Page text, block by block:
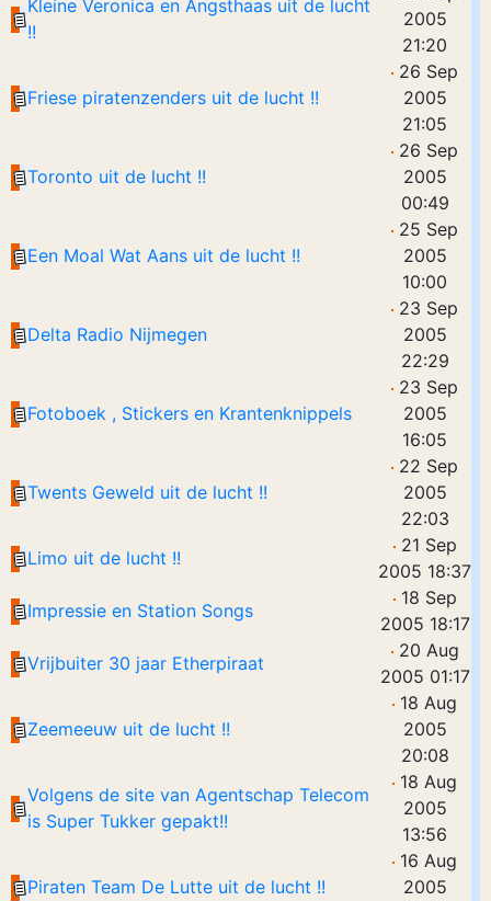
Kleine Veronica en Angsthaas uit de lucht
!!
2005
21:20
Friese piratenzenders uit de lucht !!
26 Sep
2005
21:05
Toronto uit de lucht !!
26 Sep
2005
00:49
Een Moal Wat Aans uit de lucht !!
25 Sep
2005
10:00
Delta Radio Nijmegen
23 Sep
2005
22:29
Fotoboek , Stickers en Krantenknippels
23 Sep
2005
16:05
Twents Geweld uit de lucht !!
22 Sep
2005
22:03
Limo uit de lucht !!
21 Sep
2005 18:37
Impressie en Station Songs
18 Sep
2005 18:17
Vrijbuiter 30 jaar Etherpiraat
20 Aug
2005 01:17
Zeemeeuw uit de lucht !!
18 Aug
2005
20:08
Volgens de site van Agentschap Telecom
is Super Tukker gepakt!!
18 Aug
2005
13:56
Piraten Team De Lutte uit de lucht !!
16 Aug
2005